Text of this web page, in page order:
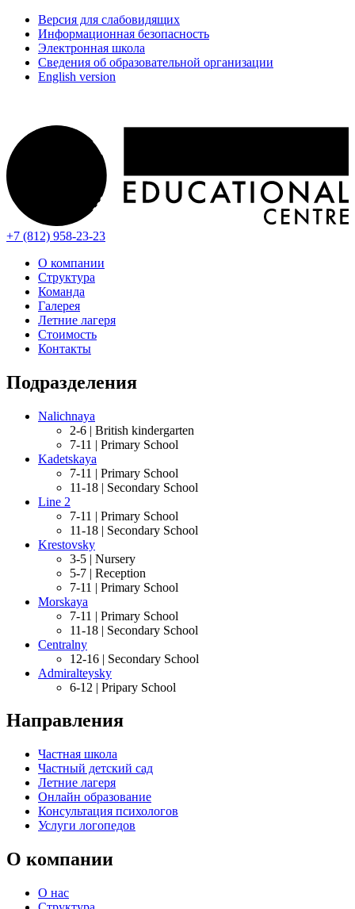
Версия для слабовидящих
Информационная безопасность
Электронная школа
Сведения об образовательной организации
English version
+7 (812) 958-23-23
О компании
Структура
Команда
Галерея
Летние лагеря
Стоимость
Контакты
Подразделения
Nalichnaya
2-6 | British kindergarten
7-11 | Primary School
Kadetskaya
7-11 | Primary School
11-18 | Secondary School
Line 2
7-11 | Primary School
11-18 | Secondary School
Krestovsky
3-5 | Nursery
5-7 | Reception
7-11 | Primary School
Morskaya
7-11 | Primary School
11-18 | Secondary School
Centralny
12-16 | Secondary School
Admiralteysky
6-12 | Pripary School
Направления
Частная школа
Частный детский сад
Летние лагеря
Онлайн образование
Консультация психологов
Услуги логопедов
О компании
О нас